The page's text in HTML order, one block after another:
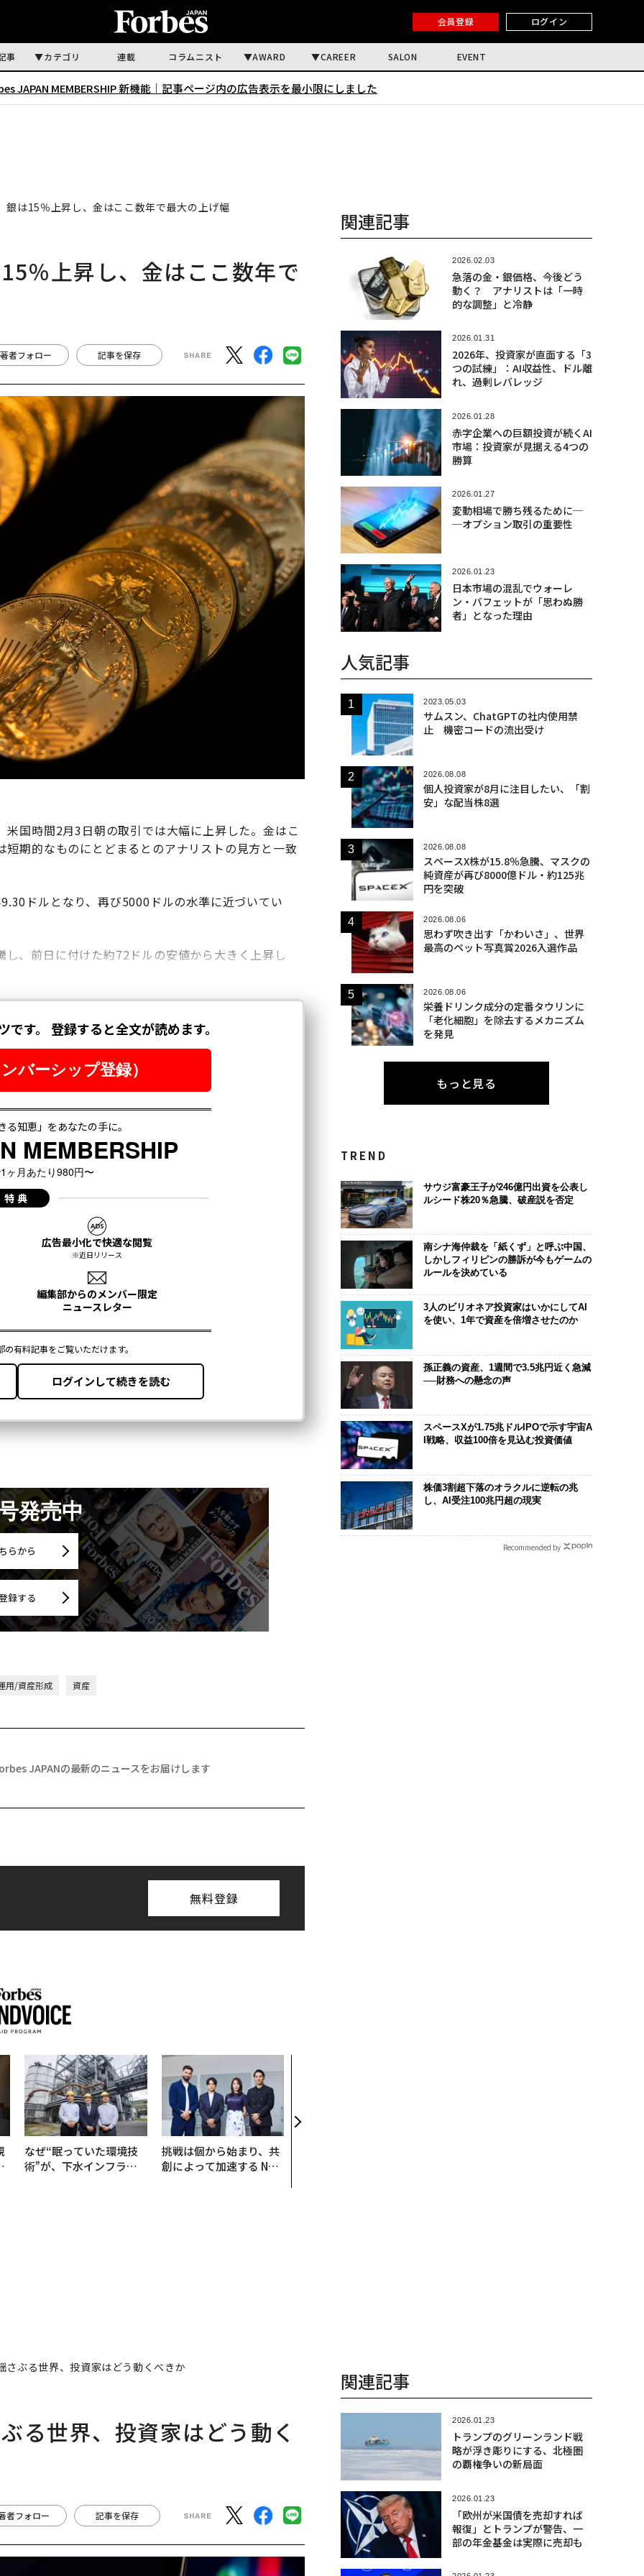
会員登録 ログイン
事 カテゴリ 連載 コラムニスト AWARD CAREER SALON EVENT
JAPAN MEMBERSHIP 新機能｜ 記事ページ内の広告表示を最小限にしました
は15％上昇し、金はここ数年で最大の上げ幅
％上昇し、金はここ数年で
著者フォロー 記事を保存
国時間2月3日朝の取引では大幅に上昇した。金はこ
期的なものにとどまるとのアナリストの見方と一致
ドルとなり、再び5000ドルの水準に近づいてい
、前日に付けた約72ドルの安値から大きく上昇し
発売中
らから
録する
用/資産形成 資産
JAPANの最新のニュースをお届けします
無料登録
なぜ“眠っていた環境技
術”が、下水インフラを
挑戦は個から始まり、共
創によって加速する NOR
関連記事
2026.02.03
急落の金・銀価格、今後どう
動く？ アナリストは「一時
的な調整」と冷静
2026.01.31
2026年、投資家が直面する「3
つの試練」：AI収益性、ドル離
れ、過剰レバレッジ
2026.01.28
赤字企業への巨額投資が続くAI
市場：投資家が見据える4つの
勝算
2026.01.27
変動相場で勝ち残るために─
─オプション取引の重要性
2026.01.23
日本市場の混乱でウォーレ
ン・バフェットが「思わぬ勝
者」となった理由
人気記事
2023.05.03
サムスン、ChatGPTの社内使用禁
止 機密コードの流出受け
2026.08.08
個人投資家が8月に注目したい、「割
安」な配当株8選
2026.08.08
スペースX株が15.8％急騰、マスクの
純資産が再び8000億ドル・約125兆
円を突破
2026.08.06
思わず吹き出す「かわいさ」、世界
最高のペット写真賞2026入選作品
2026.08.06
栄養ドリンク成分の定番タウリンに
「老化細胞」を除去するメカニズム
を発見
もっと見る
TREND
サウジ富豪王子が246億円出資を公表し
ルシード株20％急騰、破産説を否定
南シナ海仲裁を「紙くず」と呼ぶ中国、
しかしフィリピンの勝訴が今もゲームの
ルールを決めている
3人のビリオネア投資家はいかにしてAI
を使い、1年で資産を倍増させたのか
孫正義の資産、1週間で3.5兆円近く急減
──財務への懸念の声
スペースXが1.75兆ドルIPOで示す宇宙A
I戦略、収益100倍を見込む投資価値
株価3割超下落のオラクルに逆転の兆
し、AI受注100兆円超の現実
Recommended by
さぶる世界、投資家はどう動くべきか
る世界、投資家はどう動く
者フォロー 記事を保存
関連記事
2026.01.23
トランプのグリーンランド戦
略が浮き彫りにする、北極圏
の覇権争いの新局面
2026.01.23
「欧州が米国債を売却すれば
報復」とトランプが警告、一
部の年金基金は実際に売却も